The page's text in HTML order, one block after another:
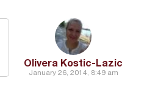
Olivera Kostic-Lazic
January 26, 2014, 8:49 am